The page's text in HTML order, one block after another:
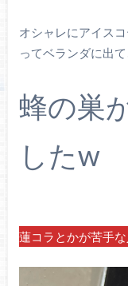
オシャレにアイス
ってベランダに出
蜂の巣
したw
蓮コラとかが苦手な